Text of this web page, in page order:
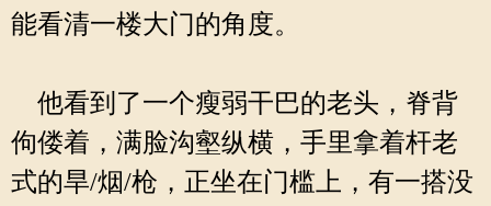
能看清一楼大门的角度。
他看到了一个瘦弱干巴的老头，脊背
佝偻着，满脸沟壑纵横，手里拿着杆老
式的旱/烟/枪，正坐在门槛上，有一搭没